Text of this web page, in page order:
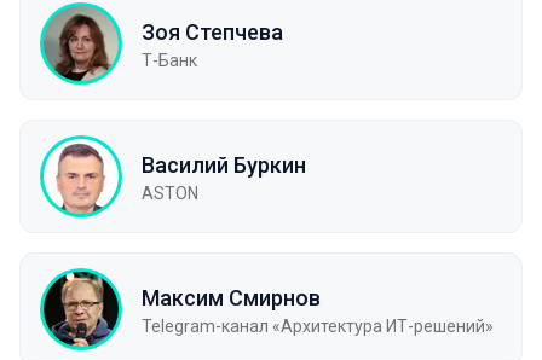
Зоя Степчева
Т-Банк
Василий Буркин
ASTON
Максим Смирнов
Telegram-канал «Архитектура ИТ-решений»